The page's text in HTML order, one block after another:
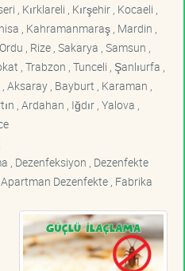
, Kırklareli , Kırşehir , Kocaeli ,
, Kahramanmaraş , Mardin ,
, Rize , Sakarya , Samsun ,
, Trabzon , Tunceli , Şanlıurfa ,
Aksaray , Bayburt , Karaman ,
, Ardahan , Iğdır , Yalova ,
, Dezenfeksiyon , Dezenfekte
Dezenfekte , Fabrika